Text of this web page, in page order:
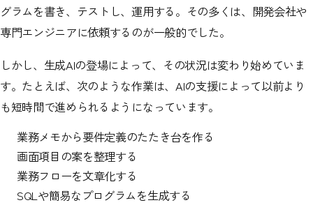
グラムを書き、テストし、運用する。その多くは、開発会社や
専門エンジニアに依頼するのが一般的でした。
しかし、生成AIの登場によって、その状況は変わり始めていま
す。たとえば、次のような作業は、AIの支援によって以前より
も短時間で進められるようになっています。
業務メモから要件定義のたたき台を作る
画面項目の案を整理する
業務フローを文章化する
SQLや簡易なプログラムを生成する